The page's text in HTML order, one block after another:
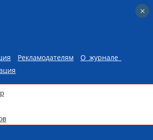
Рекламодателям
О журнале
×
×